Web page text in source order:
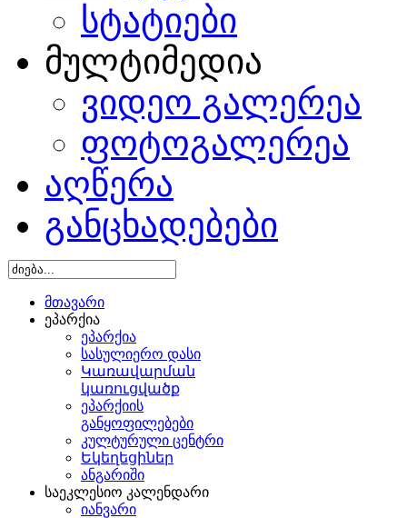
სტატიები
მულტიმედია
ვიდეო გალერეა
ფოტოგალერეა
აღწერა
განცხადებები
მთავარი
ეპარქია
ეპარქია
სასულიერო დასი
Կառավարման
կառուցվածք
ეპარქიის
განყოფილებები
კულტურული ცენტრი
Եկեղեցիներ
ანგარიში
საეკლესიო კალენდარი
იანვარი